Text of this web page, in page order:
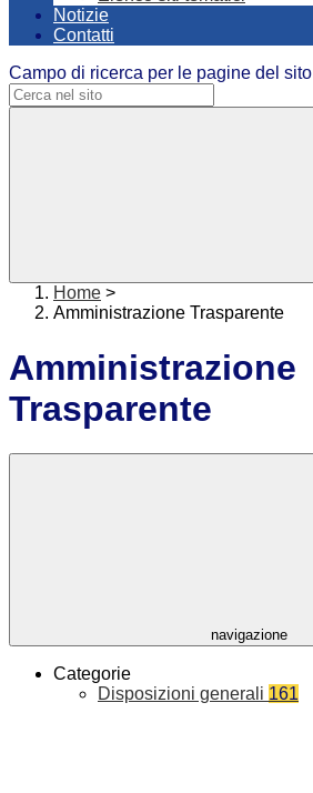
Notizie
Contatti
Campo di ricerca per le pagine del sito
Home >
Amministrazione Trasparente
Amministrazione
Trasparente
navigazione
Categorie
Disposizioni generali 161